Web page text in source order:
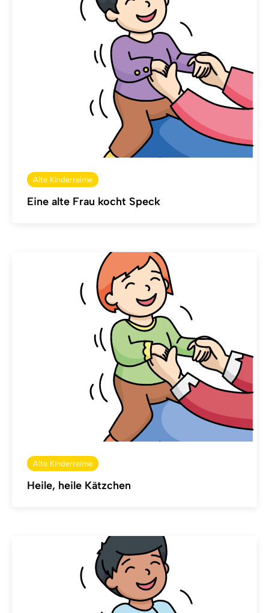
Alte Kinderreime
Eine alte Frau kocht Speck
Alte Kinderreime
Heile, heile Kätzchen